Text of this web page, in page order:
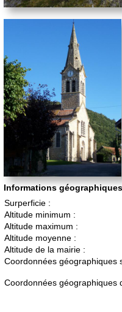
Informations
Surperficie :
Altitude minimum :
Altitude maximum :
Altitude moyenne :
Altitude de la mairie :
Coordonnées géographiques
Coordonnées géographiques